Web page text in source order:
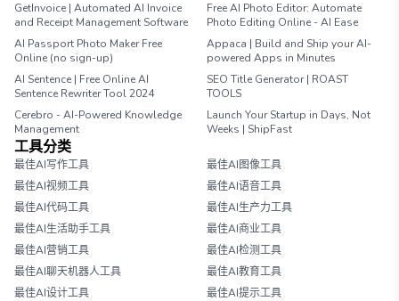
GetInvoice | Automated AI Invoice
and Receipt Management Software
Free AI Photo Editor: Automate
Photo Editing Online - AI Ease
AI Passport Photo Maker Free
Online (no sign-up)
Appaca | Build and Ship your AI-
powered Apps in Minutes
AI Sentence | Free Online AI
Sentence Rewriter Tool 2024
SEO Title Generator | ROAST
TOOLS
Cerebro - AI-Powered Knowledge
Management
Launch Your Startup in Days, Not
Weeks | ShipFast
工具分类
最佳AI写作工具
最佳AI图像工具
最佳AI视频工具
最佳AI语音工具
最佳AI代码工具
最佳AI生产力工具
最佳AI生活助手工具
最佳AI商业工具
最佳AI营销工具
最佳AI检测工具
最佳AI聊天机器人工具
最佳AI教育工具
最佳AI设计工具
最佳AI提示工具